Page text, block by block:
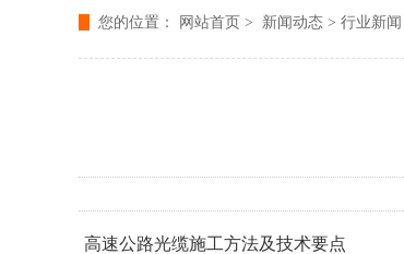
您的位置： 网站首页 > 新闻动态 > 行业新闻
高速公路光缆施工方法及技术要点